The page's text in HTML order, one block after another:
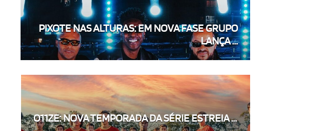
PIXOTE NAS ALTURAS: EM NOVA FASE GRUPO
LANÇA ...
O11ZE: NOVA TEMPORADA DA SÉRIE ESTREIA ...